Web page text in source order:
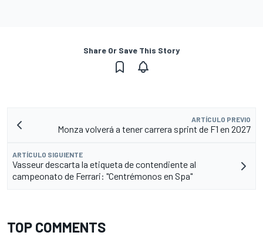
Share Or Save This Story
ARTÍCULO PREVIO
Monza volverá a tener carrera sprint de F1 en 2027
ARTÍCULO SIGUIENTE
Vasseur descarta la etiqueta de contendiente al
campeonato de Ferrari: "Centrémonos en Spa"
TOP COMMENTS